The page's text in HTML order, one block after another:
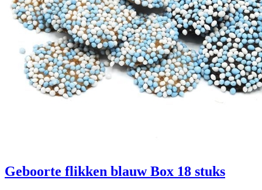
Geboorte flikken blauw Box 18 stuks